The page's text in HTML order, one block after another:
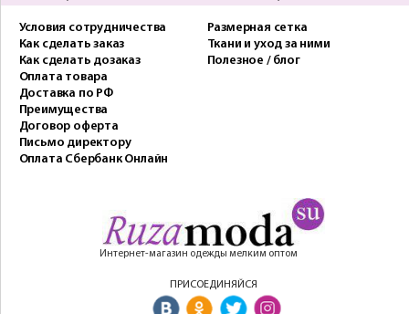
Условия сотрудничества
Как сделать заказ
Как сделать дозаказ
Оплата товара
Доставка по РФ
Преимущества
Договор оферта
Письмо директору
Оплата Сбербанк Онлайн
Размерная сетка
Ткани и уход за ними
Полезное / блог
Интернет-магазин одежды мелким оптом
ПРИСОЕДИНЯЙСЯ